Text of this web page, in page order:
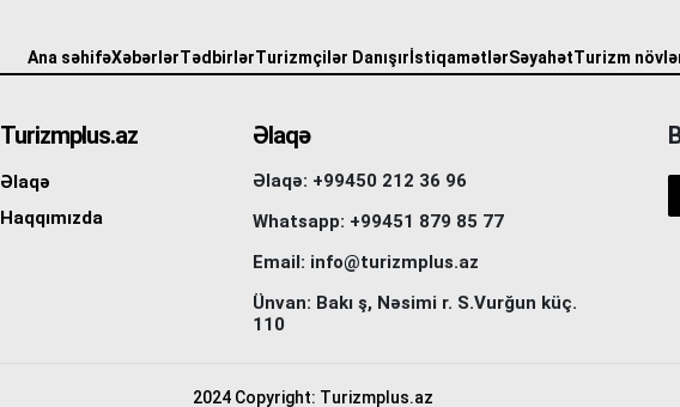
Ana səhifəXəbərlərTədbirlərTurizmçilər Danışır İstiqamətlərSəyahətTurizm
Turizmplus.az
Əlaqə
Haqqımızda
Əlaqə
Əlaqə: +99450 212 36 96
Whatsapp: +99451 879 85 77
Email: info@turizmplus.az
Ünvan: Bakı ş, Nəsimi r. S.Vurğun küç.
110
2024 Copyright: Turizmplus.az